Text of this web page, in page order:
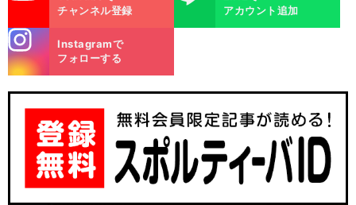
チャンネル登録
アカウント追加
m
Instagramで
フォローする